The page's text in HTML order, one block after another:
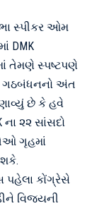
સ્પીકર ઓમ
DMK
તેમણે સ્પષ્ટપણે
ગઠબંધનનો અંત
છે કે હવે
૨૨ સાંસદો
ગૃહમાં
પહેલા કોંગ્રેસે
વિજયની